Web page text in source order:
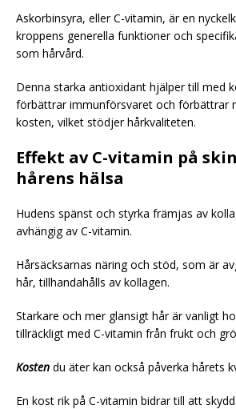
Askorbinsyra, eller C-vitamin, är en
kroppens generella funktioner och
som hårvård.
Denna starka antioxidant hjälper till med
förbättrar immunförsvaret och förbättrar
kosten, vilket stödjer hårkvaliteten.
Effekt av C-vitamin på
hårens hälsa
Hudens spänst och styrka främjas av
avhängig av C-vitamin.
Hårsäcksarnas näring och stöd, som är
hår, tillhandahålls av kollagen.
Starkare och mer glansigt hår är vanligt
tillräckligt med C-vitamin från frukt och
Kosten du äter kan också påverka hårets
En kost rik på C-vitamin bidrar till att